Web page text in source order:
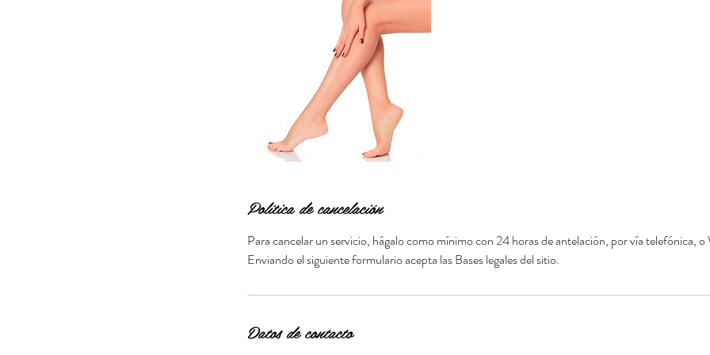
Política de cancelación
Para cancelar un servicio, hágalo como mínimo con 24 horas de antelación, por vía telefónica,
Datos de contacto